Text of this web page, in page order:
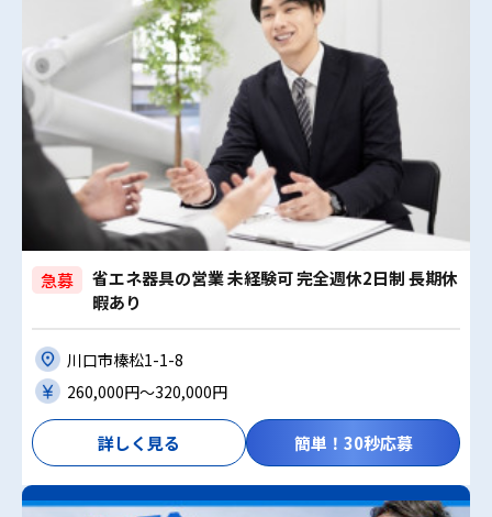
急募
省エネ器具の営業 未経験可 完全週休2日制 長期休
暇あり
川口市榛松1-1-8
260,000円〜320,000円
詳しく見る 簡単！30秒応募